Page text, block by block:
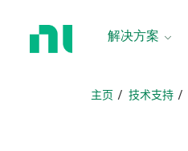
解决方案
主页 技术支持